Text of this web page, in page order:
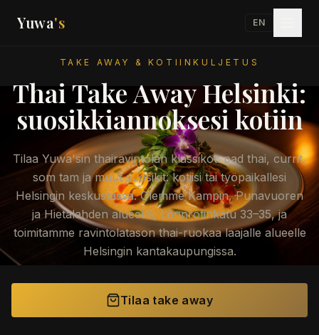
Yuwa's EN
TAKE AWAY & KOTIINKULJETUS
Thai Take Away Helsinki:
suosikkiannoksesi kotiin
Tilaa Yuwa'sin thairavintolan klassikot: pad thai, currit,
som tam ja muut suosikit: kotiisi tai työpaikallesi
Helsingin keskustassa. Olemme Kampin, Punavuoren
ja Hietalahden alueella, Lönnrotinkatu 33–35, ja
toimitamme ravintolatason thai-ruokaa laajalle alueelle
Helsingin kantakaupungissa.
Tilaa take away